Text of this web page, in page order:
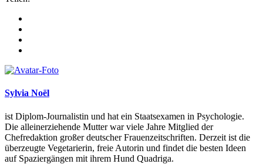
Sylvia Noël
ist Diplom-Journalistin und hat ein Staatsexamen in Psychologie.
Die alleinerziehende Mutter war viele Jahre Mitglied der
Chefredaktion großer deutscher Frauenzeitschriften. Derzeit ist die
überzeugte Vegetarierin, freie Autorin und findet die besten Ideen
auf Spaziergängen mit ihrem Hund Quadriga.